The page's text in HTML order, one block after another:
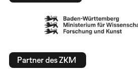
Partner des ZKM